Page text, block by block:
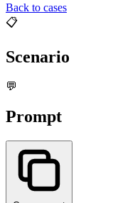
Back to cases
📋
Scenario
💬
Prompt